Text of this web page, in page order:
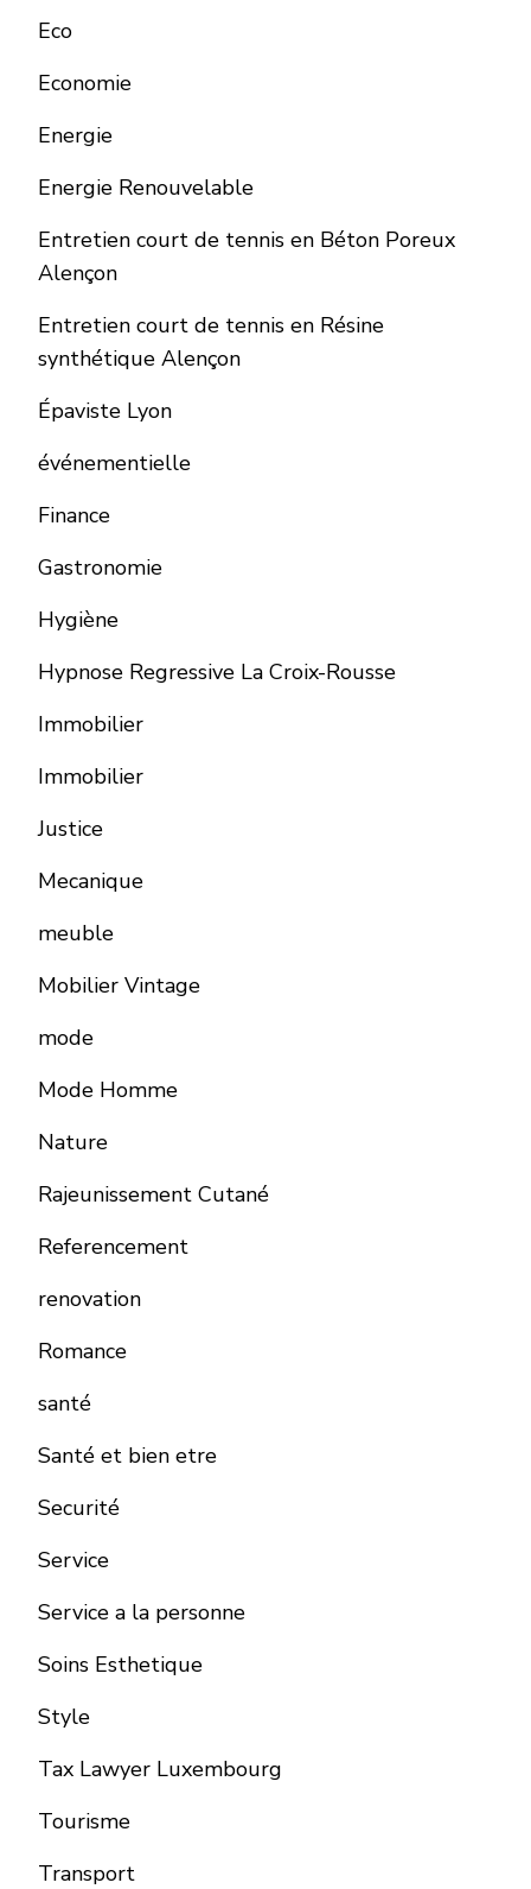
Eco
Economie
Energie
Energie Renouvelable
Entretien court de tennis en Béton Poreux
Alençon
Entretien court de tennis en Résine
synthétique Alençon
Épaviste Lyon
événementielle
Finance
Gastronomie
Hygiène
Hypnose Regressive La Croix-Rousse
Immobilier
Immobilier
Justice
Mecanique
meuble
Mobilier Vintage
mode
Mode Homme
Nature
Rajeunissement Cutané
Referencement
renovation
Romance
santé
Santé et bien etre
Securité
Service
Service a la personne
Soins Esthetique
Style
Tax Lawyer Luxembourg
Tourisme
Transport